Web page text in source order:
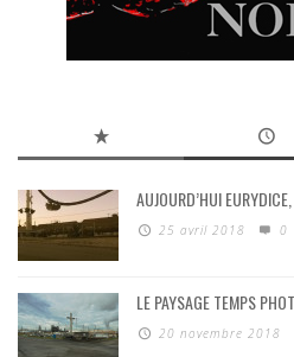
AUJOURD’HUI
25 avril 2018 0
LE PAYSAGE TEMPS
20 novembre 2018